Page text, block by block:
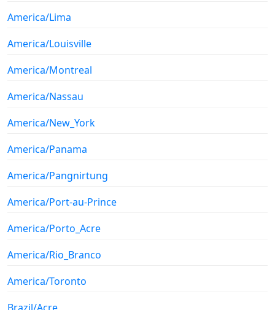
America/Lima
America/Louisville
America/Montreal
America/Nassau
America/New_York
America/Panama
America/Pangnirtung
America/Port-au-Prince
America/Porto_Acre
America/Rio_Branco
America/Toronto